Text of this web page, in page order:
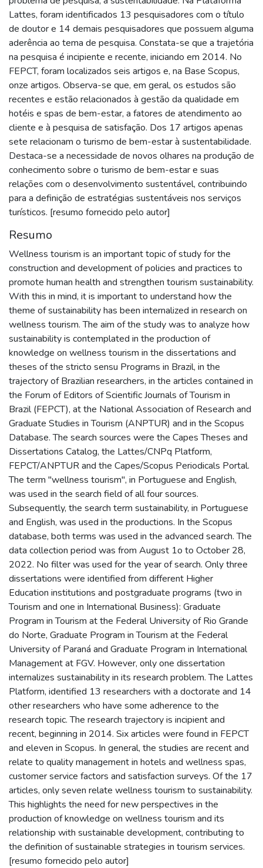
Lattes, foram identificados 13 pesquisadores com o título
de doutor e 14 demais pesquisadores que possuem alguma
aderência ao tema de pesquisa. Constata-se que a trajetória
na pesquisa é incipiente e recente, iniciando em 2014. No
FEPCT, foram localizados seis artigos e, na Base Scopus,
onze artigos. Observa-se que, em geral, os estudos são
recentes e estão relacionados à gestão da qualidade em
hotéis e spas de bem-estar, a fatores de atendimento ao
cliente e à pesquisa de satisfação. Dos 17 artigos apenas
sete relacionam o turismo de bem-estar à sustentabilidade.
Destaca-se a necessidade de novos olhares na produção de
conhecimento sobre o turismo de bem-estar e suas
relações com o desenvolvimento sustentável, contribuindo
para a definição de estratégias sustentáveis nos serviços
turísticos. [resumo fornecido pelo autor]
Resumo
Wellness tourism is an important topic of study for the
construction and development of policies and practices to
promote human health and strengthen tourism sustainability.
With this in mind, it is important to understand how the
theme of sustainability has been internalized in research on
wellness tourism. The aim of the study was to analyze how
sustainability is contemplated in the production of
knowledge on wellness tourism in the dissertations and
theses of the stricto sensu Programs in Brazil, in the
trajectory of Brazilian researchers, in the articles contained in
the Forum of Editors of Scientific Journals of Tourism in
Brazil (FEPCT), at the National Association of Research and
Graduate Studies in Tourism (ANPTUR) and in the Scopus
Database. The search sources were the Capes Theses and
Dissertations Catalog, the Lattes/CNPq Platform,
FEPCT/ANPTUR and the Capes/Scopus Periodicals Portal.
The term "wellness tourism", in Portuguese and English,
was used in the search field of all four sources.
Subsequently, the search term sustainability, in Portuguese
and English, was used in the productions. In the Scopus
database, both terms was used in the advanced search. The
data collection period was from August 1o to October 28,
2022. No filter was used for the year of search. Only three
dissertations were identified from different Higher
Education institutions and postgraduate programs (two in
Tourism and one in International Business): Graduate
Program in Tourism at the Federal University of Rio Grande
do Norte, Graduate Program in Tourism at the Federal
University of Paraná and Graduate Program in International
Management at FGV. However, only one dissertation
internalizes sustainability in its research problem. The Lattes
Platform, identified 13 researchers with a doctorate and 14
other researchers who have some adherence to the
research topic. The research trajectory is incipient and
recent, beginning in 2014. Six articles were found in FEPCT
and eleven in Scopus. In general, the studies are recent and
relate to quality management in hotels and wellness spas,
customer service factors and satisfaction surveys. Of the 17
articles, only seven relate wellness tourism to sustainability.
This highlights the need for new perspectives in the
production of knowledge on wellness tourism and its
relationship with sustainable development, contributing to
the definition of sustainable strategies in tourism services.
[resumo fornecido pelo autor]